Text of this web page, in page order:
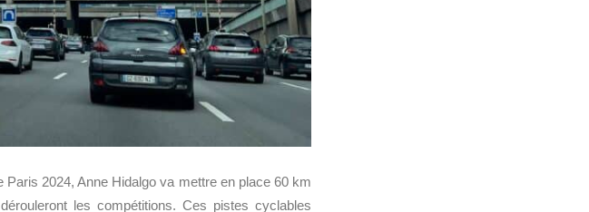
2024, Anne Hidalgo va mettre en place 60 km
les compétitions. Ces pistes cyclables